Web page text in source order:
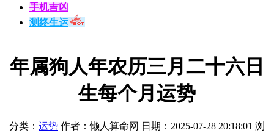
手机吉凶
测终生运
年属狗人年农历三月二十六日
生每个月运势
分类： 运势 作者：懒人算命网 日期：2025-07-28 20:18:01 浏